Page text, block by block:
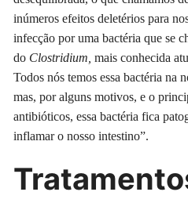
inúmeros efeitos deletérios para
infecção por uma bactéria que se
do Clostridium, mais conhecida
Todos nós temos essa bactéria na
mas, por alguns motivos, e o
antibióticos, essa bactéria fica
inflamar o nosso intestino”.